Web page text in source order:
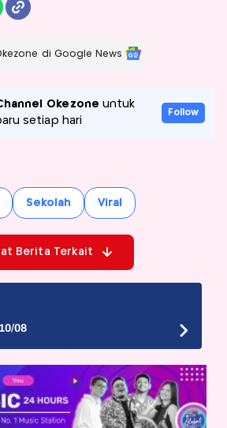
di Google News
Okezone untuk
setiap hari
Follow
Sekolah Viral
Berita Terkait
08